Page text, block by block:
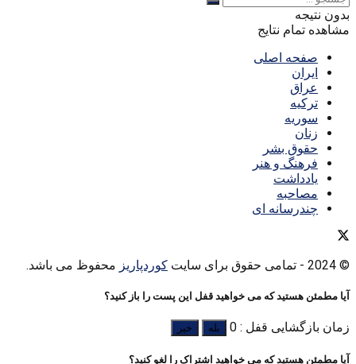
بدون نتیجه
مشاهده تمام نتایج
صفحه اصلی
ایران
عراق
ترکیه
سوریه
زنان
حقوق بشر
فرهنگ و هنر
یادداشت
مصاحبه
چندرسانه ای
© 2024 - تمامی حقوق برای سایت کوردپاریز محفوظ می باشد.
آیا مطمئن هستید که می خواهید قفل این پست را باز کنید؟
زمان بازگشایی قفل : 0 بله خیر
آیا مطمئن هستید که می خواهید اشتراک را لغو کنید؟